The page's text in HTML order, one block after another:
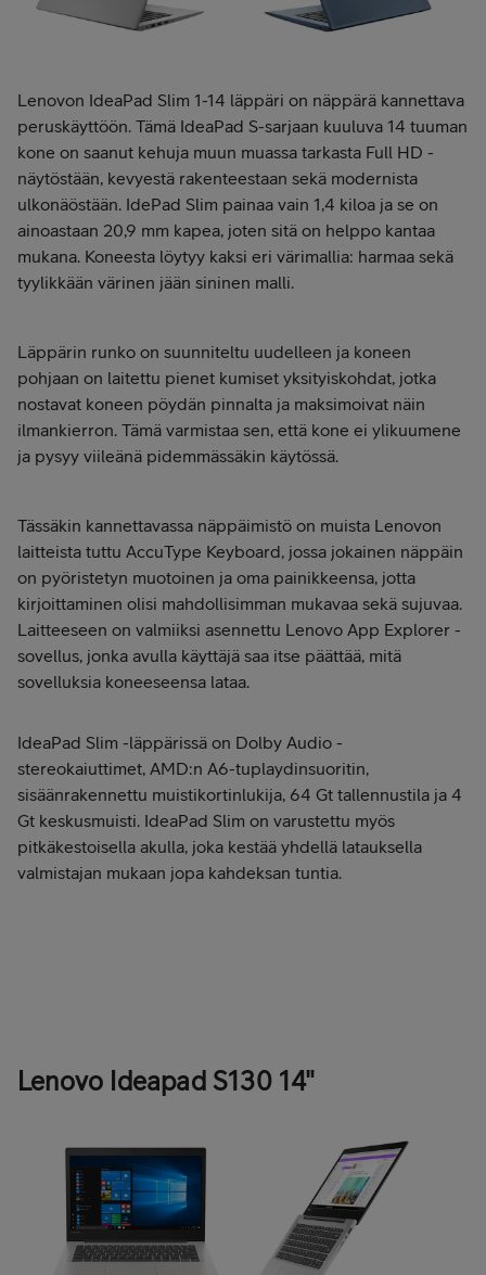
Lenovon IdeaPad Slim 1-14 läppäri on näppärä kannettava
peruskäyttöön. Tämä IdeaPad S-sarjaan kuuluva 14 tuuman
kone on saanut kehuja muun muassa tarkasta Full HD -
näytöstään, kevyestä rakenteestaan sekä modernista
ulkonäöstään. IdePad Slim painaa vain 1,4 kiloa ja se on
ainoastaan 20,9 mm kapea, joten sitä on helppo kantaa
mukana. Koneesta löytyy kaksi eri värimallia: harmaa sekä
tyylikkään värinen jään sininen malli.
Läppärin runko on suunniteltu uudelleen ja koneen
pohjaan on laitettu pienet kumiset yksityiskohdat, jotka
nostavat koneen pöydän pinnalta ja maksimoivat näin
ilmankierron. Tämä varmistaa sen, että kone ei ylikuumene
ja pysyy viileänä pidemmässäkin käytössä.
Tässäkin kannettavassa näppäimistö on muista Lenovon
laitteista tuttu AccuType Keyboard, jossa jokainen näppäin
on pyöristetyn muotoinen ja oma painikkeensa, jotta
kirjoittaminen olisi mahdollisimman mukavaa sekä sujuvaa.
Laitteeseen on valmiiksi asennettu Lenovo App Explorer -
sovellus, jonka avulla käyttäjä saa itse päättää, mitä
sovelluksia koneeseensa lataa.
IdeaPad Slim -läppärissä on Dolby Audio -
stereokaiuttimet, AMD:n A6-tuplaydinsuoritin,
sisäänrakennettu muistikortinlukija, 64 Gt tallennustila ja 4
Gt keskusmuisti. IdeaPad Slim on varustettu myös
pitkäkestoisella akulla, joka kestää yhdellä latauksella
valmistajan mukaan jopa kahdeksan tuntia.
Lenovo Ideapad S130 14"